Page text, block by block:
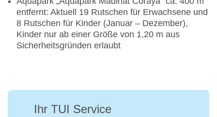
entfernt: Aktuell 19 Rutschen für Erwachsene und
8 Rutschen für Kinder (Januar – Dezember),
Kinder nur ab einer Größe von 1,20 m aus
Sicherheitsgründen erlaubt
Ihr TUI Service